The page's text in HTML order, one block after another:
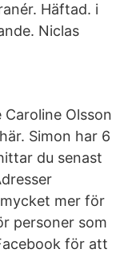
Häftad. i
Niclas
Olsson
Simon har 6
du senast
mer för
personer som
för att